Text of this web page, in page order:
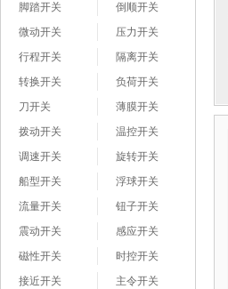
脚踏开关
倒顺开关
微动开关
压力开关
行程开关
隔离开关
转换开关
负荷开关
刀开关
薄膜开关
拨动开关
温控开关
调速开关
旋转开关
船型开关
浮球开关
流量开关
钮子开关
震动开关
感应开关
磁性开关
时控开关
接近开关
主令开关